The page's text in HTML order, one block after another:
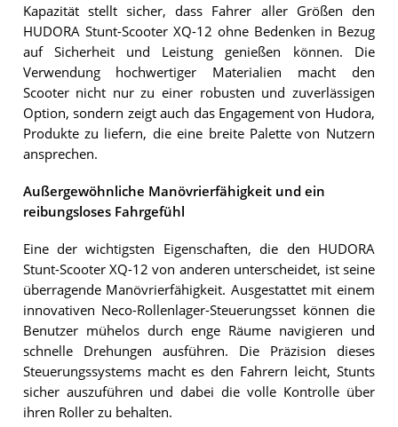
Kapazität stellt sicher, dass Fahrer aller Größen den
HUDORA Stunt-Scooter XQ-12 ohne Bedenken in Bezug
auf Sicherheit und Leistung genießen können. Die
Verwendung hochwertiger Materialien macht den
Scooter nicht nur zu einer robusten und zuverlässigen
Option, sondern zeigt auch das Engagement von Hudora,
Produkte zu liefern, die eine breite Palette von Nutzern
ansprechen.
Außergewöhnliche Manövrierfähigkeit und ein
reibungsloses Fahrgefühl
Eine der wichtigsten Eigenschaften, die den HUDORA
Stunt-Scooter XQ-12 von anderen unterscheidet, ist seine
überragende Manövrierfähigkeit. Ausgestattet mit einem
innovativen Neco-Rollenlager-Steuerungsset können die
Benutzer mühelos durch enge Räume navigieren und
schnelle Drehungen ausführen. Die Präzision dieses
Steuerungssystems macht es den Fahrern leicht, Stunts
sicher auszuführen und dabei die volle Kontrolle über
ihren Roller zu behalten.